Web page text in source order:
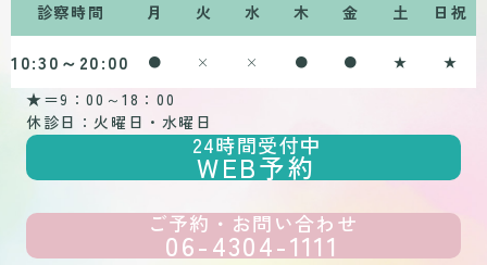
診察時間 月 火 水 木 金 土 日祝
10:30～20:00 ● × × ● ● ★ ★
★＝9：00～18：00
休診日：火曜日・水曜日
24時間受付中
WEB予約
ご予約・お問い合わせ
06-4304-1111